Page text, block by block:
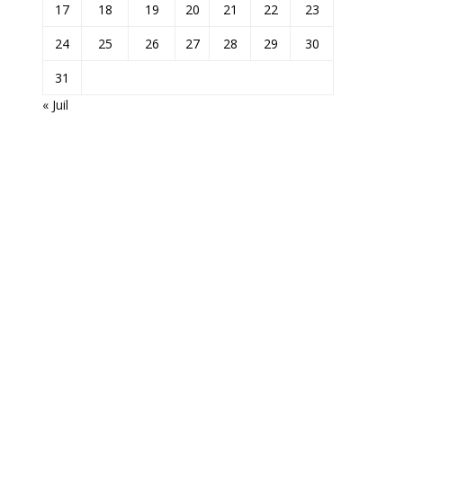
17
18 19 20 21 22
23
24
25 26 27 28 29
30
31
« Juil